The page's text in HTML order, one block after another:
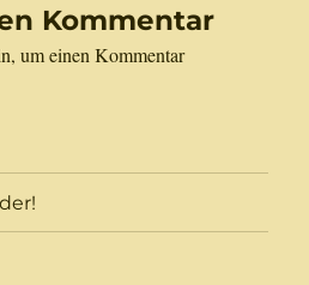
Kommentar
um einen Kommentar